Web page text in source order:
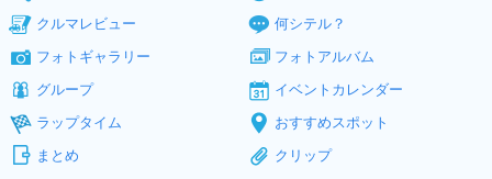
クルマレビュー
何シテル？
フォトギャラリー
フォトアルバム
グループ
イベントカレンダー
ラップタイム
おすすめスポット
まとめ
クリップ